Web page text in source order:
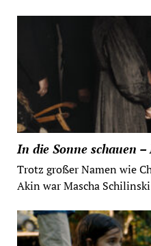
In die Sonne schauen
Trotz großer Namen wie
Akin war Mascha